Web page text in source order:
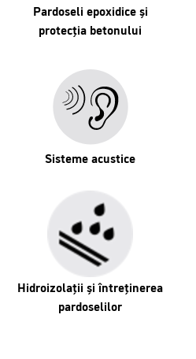
Pardoseli epoxidice și
protecția betonului
Sisteme acustice
Hidroizolații și întreținerea
pardoselilor